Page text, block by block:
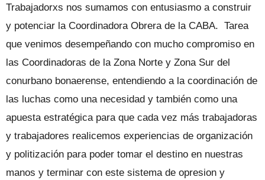
Trabajadorxs nos sumamos con entusiasmo a construir
y potenciar la Coordinadora Obrera de la CABA. Tarea
que venimos desempeñando con mucho compromiso en
las Coordinadoras de la Zona Norte y Zona Sur del
conurbano bonaerense, entendiendo a la coordinación de
las luchas como una necesidad y también como una
apuesta estratégica para que cada vez más trabajadoras
y trabajadores realicemos experiencias de organización
y politización para poder tomar el destino en nuestras
manos y terminar con este sistema de opresion y